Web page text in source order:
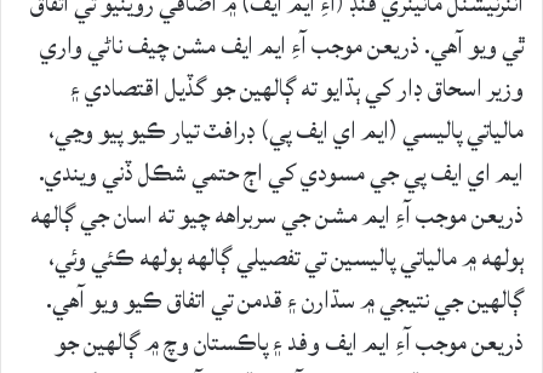
ٿي ويو آهي. ذريعن موجب آءِ ايم ايف مشن چيف ناڻي واري
وزير اسحاق ڊار کي ٻڌايو ته ڳالهين جو گڏيل اقتصادي ۽
مالياتي پاليسي (ايم اي ايف پي) ڊرافٽ تيار ڪيو پيو وڃي،
ايم اي ايف پي جي مسودي کي اڄ حتمي شڪل ڏني ويندي.
ذريعن موجب آءِ ايم مشن جي سربراهه چيو ته اسان جي ڳالهه
ٻولهه ۾ مالياتي پاليسين تي تفصيلي ڳالهه ٻولهه ڪئي وئي،
ڳالهين جي نتيجي ۾ سڌارن ۽ قدمن تي اتفاق ڪيو ويو آهي.
ذريعن موجب آءِ ايم ايف وفد ۽ پاڪستان وچ ۾ ڳالهين جو